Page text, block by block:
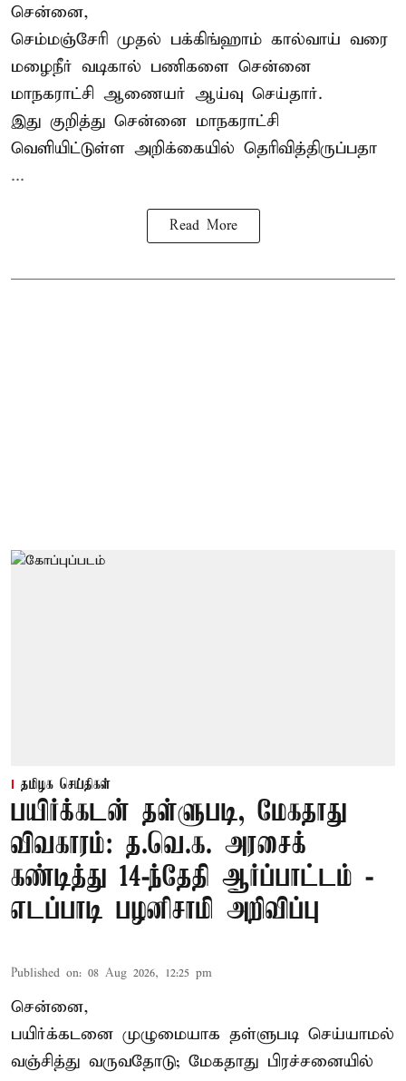
சென்னை,
செம்மஞ்சேரி முதல் பக்கிங்ஹாம் கால்வாய் வரை
மழைநீர் வடிகால் பணிகளை சென்னை
மாநகராட்சி ஆணையர் ஆய்வு செய்தார்.
இது குறித்து சென்னை மாநகராட்சி
வெளியிட்டுள்ள அறிக்கையில் தெரிவித்திருப்பதா
...
Read More
தமிழக செய்திகள்
பயிர்க்கடன் தள்ளுபடி, மேகதாது
விவகாரம்: த.வெ.க. அரசைக்
கண்டித்து 14-ந்தேதி ஆர்ப்பாட்டம் -
எடப்பாடி பழனிசாமி அறிவிப்பு
Published on: 08 Aug 2026, 12:25 pm
சென்னை,
பயிர்க்கடனை முழுமையாக தள்ளுபடி செய்யாமல்
வஞ்சித்து வருவதோடு; மேகதாது பிரச்சனையில்